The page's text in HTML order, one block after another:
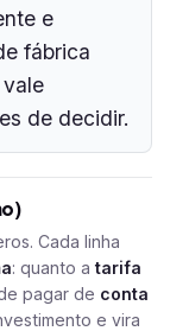
e
fábrica
de decidir.
Cada linha
: quanto atarifa
pagar de conta
e vira